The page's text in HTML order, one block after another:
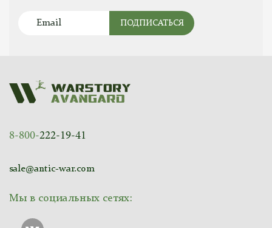
ПОДПИСАТЬСЯ
8-800-222-19-41
sale@antic-war.com
Мы в социальных сетях: